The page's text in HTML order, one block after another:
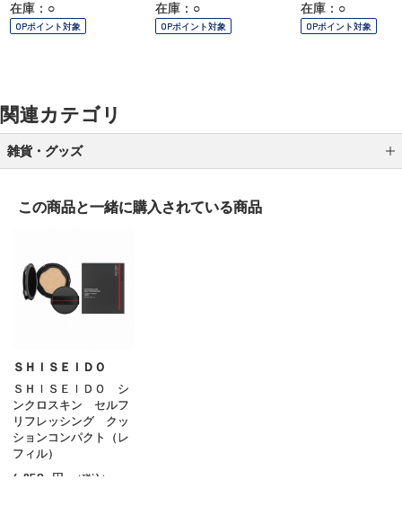
在庫：○
OPポイント対象
在庫：○
OPポイント対象
在庫：○
OPポイント対象
関連カテゴリ
雑貨・グッズ
ケース／ホルダー
この商品と一緒に購入されている商品
ＳＨＩＳＥＩＤＯ
ＳＨＩＳＥＩＤＯ シ
ンクロスキン セルフ
リフレッシング クッ
ションコンパクト（レ
フィル）
4,950 円 （税込）